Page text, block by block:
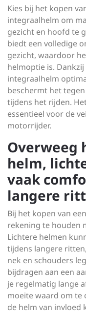
Kies bij het kopen
integraalhelm om
gezicht en hoofd te
biedt een volledige
gezicht, waardoor
helmoptie is.
integraalhelm
beschermt het
tijdens het rijden.
essentieel voor de
motorrijder.
Overweeg
helm,
vaak
langere
Bij het kopen van
rekening te houden
Lichtere helmen
tijdens langere
nek en schouders
bijdragen aan een
je regelmatig lange
moeite waard om te
de helm van invloed